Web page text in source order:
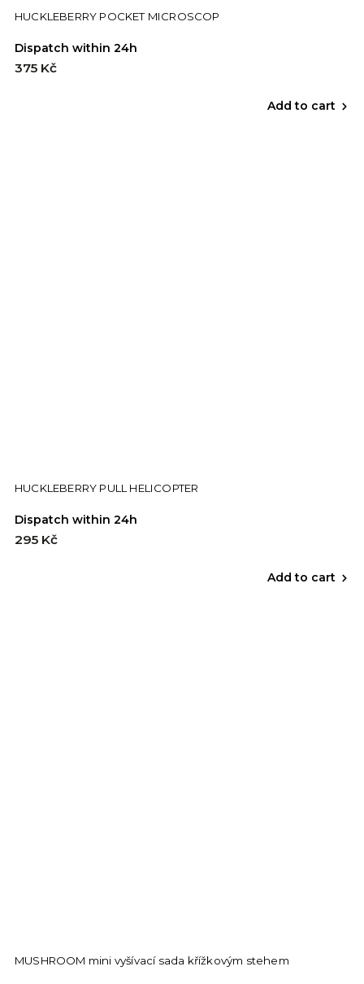
HUCKLEBERRY POCKET MICROSCOP
Dispatch within 24h
375 Kč
Add to cart
HUCKLEBERRY PULL HELICOPTER
Dispatch within 24h
295 Kč
Add to cart
MUSHROOM mini vyšívací sada křížkovým stehem